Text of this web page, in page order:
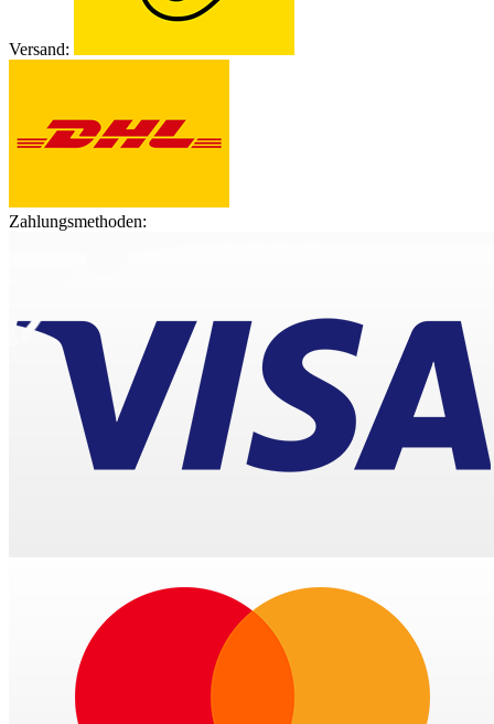
Versand:
Zahlungsmethoden: